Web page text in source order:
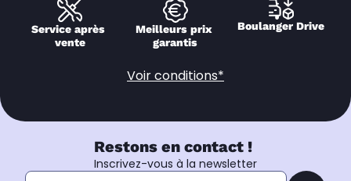
Service après
vente
Meilleurs prix
garantis
Boulanger Drive
Voir conditions*
Restons en contact !
Inscrivez-vous à la newsletter